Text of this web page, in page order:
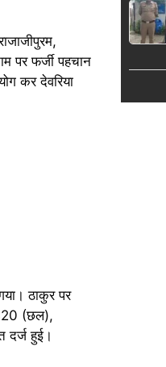
पर फर्जी पहचान
कर देवरिया
ठाकुर पर
(छल),
हुई।